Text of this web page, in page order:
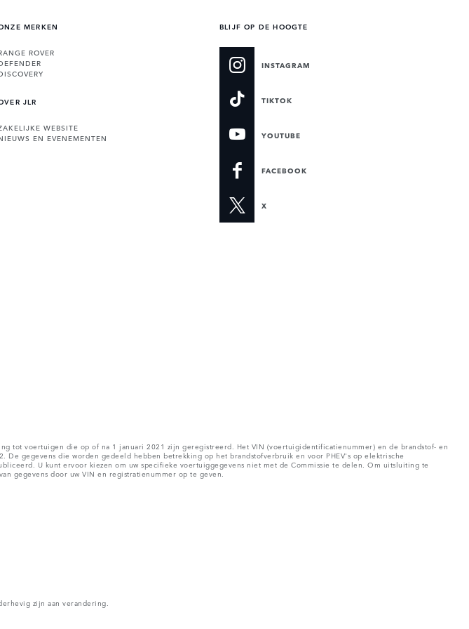
MERKEN
ROVER
JLR
WEBSITE
EN EVENEMENTEN
BLIJF OP DE HOOGTE
INSTAGRAM
TIKTOK
YOUTUBE
FACEBOOK
X
tot voertuigen die op of na 1 januari 2021 zijn geregistreerd. Het VIN (voertuigidentificatienummer) en de brandstof- en
gegevens die worden gedeeld hebben betrekking op het brandstofverbruik en voor PHEV's op elektrische
U kunt ervoor kiezen om uw specifieke voertuiggegevens niet met de Commissie te delen. Om uitsluiting te
gegevens door uw VIN en registratienummer op te geven.
zijn aan verandering.